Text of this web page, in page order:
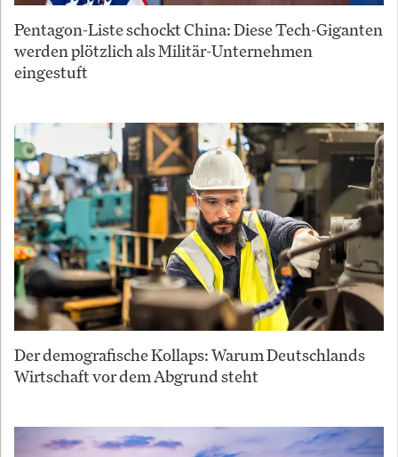
Pentagon-Liste schockt China: Diese Tech-Giganten
werden plötzlich als Militär-Unternehmen
eingestuft
Der demografische Kollaps: Warum Deutschlands
Wirtschaft vor dem Abgrund steht